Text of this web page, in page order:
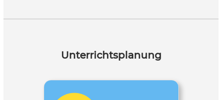
Unterrichtsplanung